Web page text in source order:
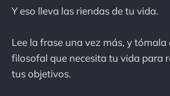
Y eso lleva las riendas de tu vida.
Lee la frase una vez más, y
filosofal que necesita tu vida para
tus objetivos.